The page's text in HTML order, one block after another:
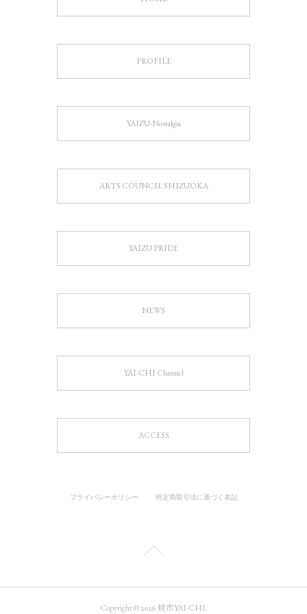
PROFILE
YAIZU-Nostalgia
ARTS COUNCIL SHIZUOKA
YAIZU PRIDE
NEWS
YAI-CHI Channel
ACCESS
プライバシーポリシー 特定商取引法に基づく表記
Copyright ©2026焼市YAI-CHI.